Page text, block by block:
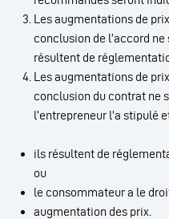
Les augmentations de
conclusion de l’accord
résultent de
Les augmentations de
conclusion du contrat ne
l’entrepreneur l’a stipulé
ils résultent de
ou
le consommateur a le
augmentation des prix.